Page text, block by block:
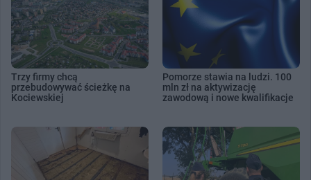
Trzy firmy chcą
przebudowywać ścieżkę na
Kociewskiej
Pomorze stawia na ludzi. 100
mln zł na aktywizację
zawodową i nowe kwalifikacje